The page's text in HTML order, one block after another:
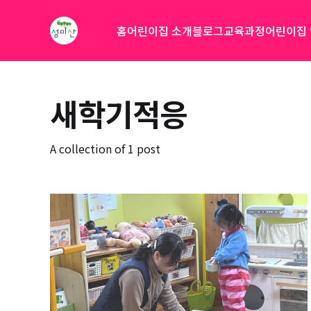
홈어린이집 소개블로그교육과정어린이집
새학기적응
A collection of 1 post